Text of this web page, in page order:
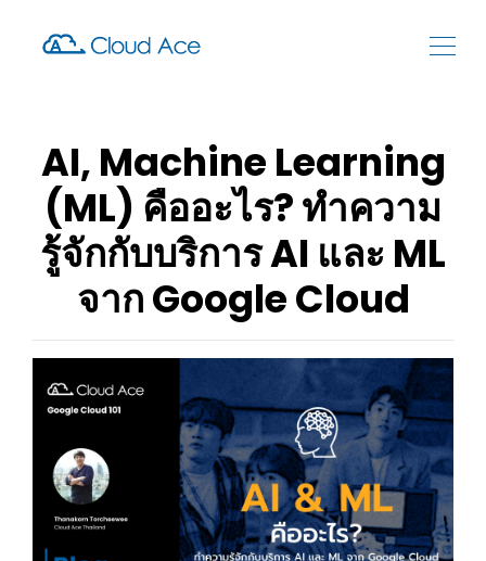
AI, Machine Learning
(ML) คืออะไร? ทำความ
รู้จักกับบริการ AI และ ML
จาก Google Cloud